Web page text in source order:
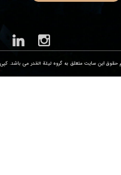
حقوق این سایت متعلق به گروهلیلة القدرمی باشد. کپی